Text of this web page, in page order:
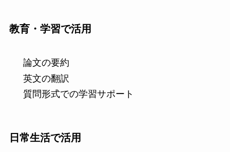
教育・学習で活用
論文の要約
英文の翻訳
質問形式での学習サポート
日常生活で活用